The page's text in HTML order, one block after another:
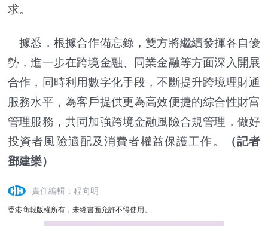
求。
據悉，根據合作備忘錄，雙方將繼續發揮各自優
勢，進一步在跨境金融、同業金融等方面深入開展
合作，同時利用數字化手段，不斷提升跨境理財通
服務水平，為客戶提供更為高效便捷的綜合性財富
管理服務，共同加強跨境金融風險合規管理，做好
投資者風險適配及消費者權益保護工作。
（記者
鄧建樂）
責任編輯：程向明
香港商報版權所有，未經書面允許不得使用。